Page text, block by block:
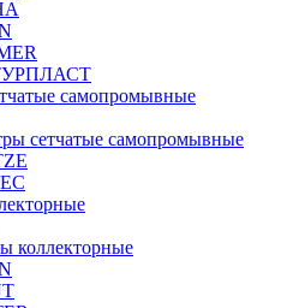
самопромывные
сетчатые самопромывные
коллекторные